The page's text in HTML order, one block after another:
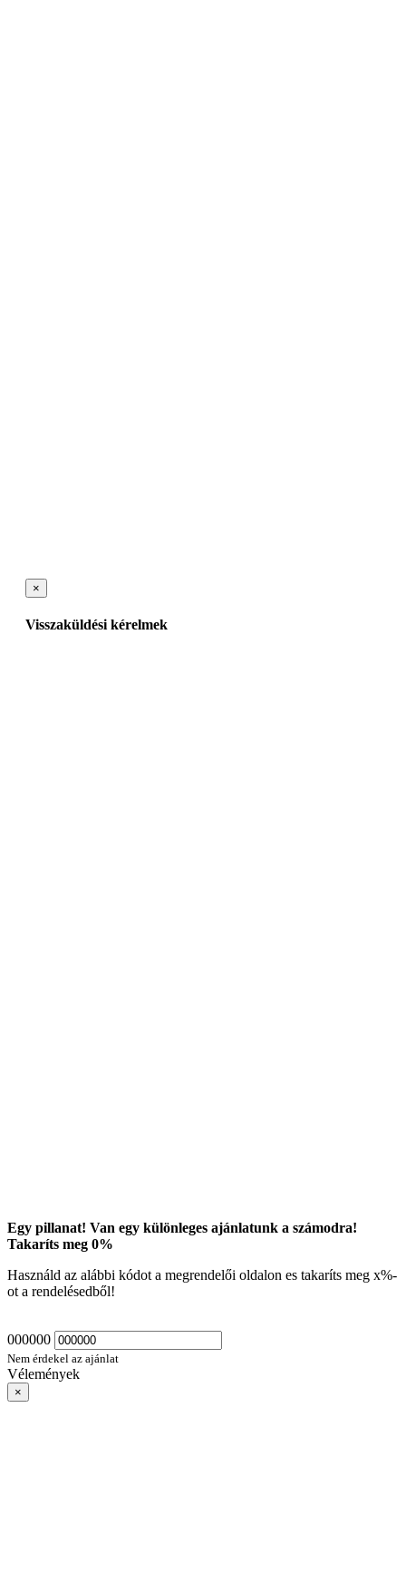
×
Visszaküldési kérelmek
Egy pillanat! Van egy különleges ajánlatunk a számodra!
Takaríts meg 0%
Használd az alábbi kódot a megrendelői oldalon es takaríts meg x%-
ot a rendelésedből!
000000
Nem érdekel az ajánlat
Vélemények
×